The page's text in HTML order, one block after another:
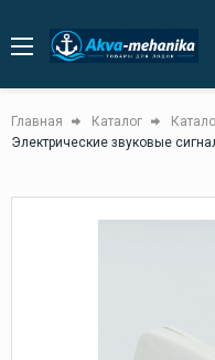
Главная Каталог
Электрические звуковые